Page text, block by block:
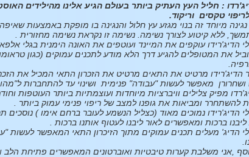
: חליל העץ העתיק ביותר בעולם הגיע אלינו מהילידים
טקסים וריקוד.
נגינה מיוחד זה בנוי מגזע עץ חלול והנגינה בו מופקת באמצעות
ללא קיטוע לצורך נשימה. נשימה זו נקראת נשימה מחזורית .
הדיג'רידו עוקפים את המיינד ועוטפים את האונה הימנית בגלי
את המטופלים להגיע דרך הלא מודע לתכנים עמוקים (כגון
הדיג'רידו מרטיט את התאים מרטיט את הזכרון התאי המכיל את
ושחרורן מאפשר לעשות "עבודה" פנימית ושינוי עד להתחברות
מפיק צלילים וויברציות מיוחדות ועוצמתיות ביותר העוטפות
להשתחרר ומביאות את גופנו למצב של ריפוי פנימי עמוק ביותר .
הדיג'רידו נמוכים מאוד (כצליל הנשמע לעובר ברחם אימו )
ברכות ומאפשרים לאור ליבנו לעטוף אותנו ברכות .
הדיג' מעלים תכנים עמוקים מתוך הזיכרון התאי המאפשר לעשות
,אני משלבת קערות טיבטיות ואוברטונים המאפשרים פתיחת הלב